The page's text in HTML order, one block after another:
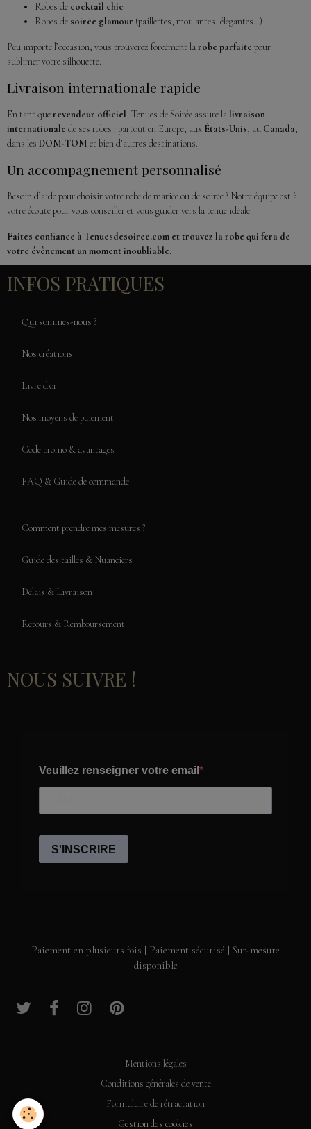
Robes de cocktail chic
Robes de soirée glamour (paillettes, moulantes, élégantes…)
Peu importe l’occasion, vous trouverez forcément larobe parfaite pour
sublimer votre silhouette.
Livraison internationale rapide
En tant querevendeur officiel, Tenues de Soirée assure lalivraison
internationale de ses robes : partout en Europe, aux États-Unis, au Canada,
dans les DOM-TOM et bien d’autres destinations.
Un accompagnement personnalisé
Besoin d’aide pour choisir votre robe de mariée ou de soirée ? Notre équipe est à
votre écoute pour vous conseiller et vous guider vers la tenue idéale.
Faites confiance à Tenuesdesoiree.com et trouvez la robe qui fera de
votre évènement un moment inoubliable.
INFOS PRATIQUES
Qui sommes-nous ?
Nos créations
Livre d'or
Nos moyens de paiement
Code promo & avantages
FAQ & Guide de commande
Comment prendre mes mesures ?
Guide des tailles & Nuanciers
Délais & Livraison
Retours & Remboursement
NOUS SUIVRE !
Paiement en plusieurs fois | Paiement sécurisé | Sur-mesure
disponible
Mentions légales
Conditions générales de vente
Formulaire de rétractation
Gestion des cookies